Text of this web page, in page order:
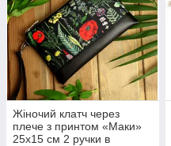
Жіночий клатч через
плече з принтом «Маки»
25х15 см 2 ручки в